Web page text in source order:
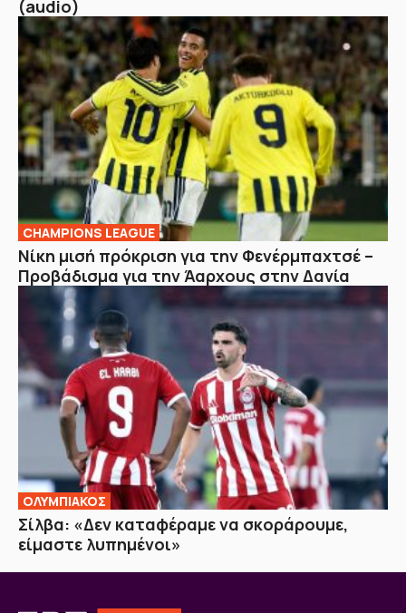
(audio)
CHAMPIONS LEAGUE
Νίκη μισή πρόκριση για την Φενέρμπαχτσέ –
Προβάδισμα για την Άαρχους στην Δανία
ΟΛΥΜΠΙΑΚΟΣ
Σίλβα: «Δεν καταφέραμε να σκοράρουμε,
είμαστε λυπημένοι»